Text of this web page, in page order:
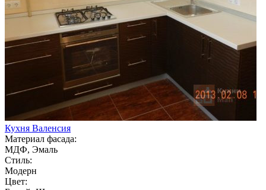
Кухня Валенсия
Материал фасада:
МДФ, Эмаль
Стиль:
Модерн
Цвет: